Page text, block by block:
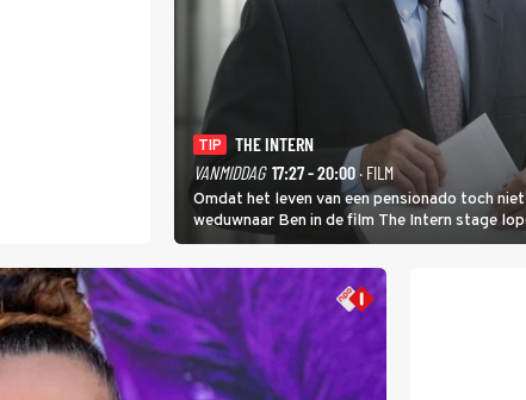
TIP
THE INTERN
VANMIDDAG 17:27 - 20:00· FILM
Omdat het leven van een pensionado toch
weduwnaar Ben in de film The Intern stage
gouden zet blijkt te zijn.